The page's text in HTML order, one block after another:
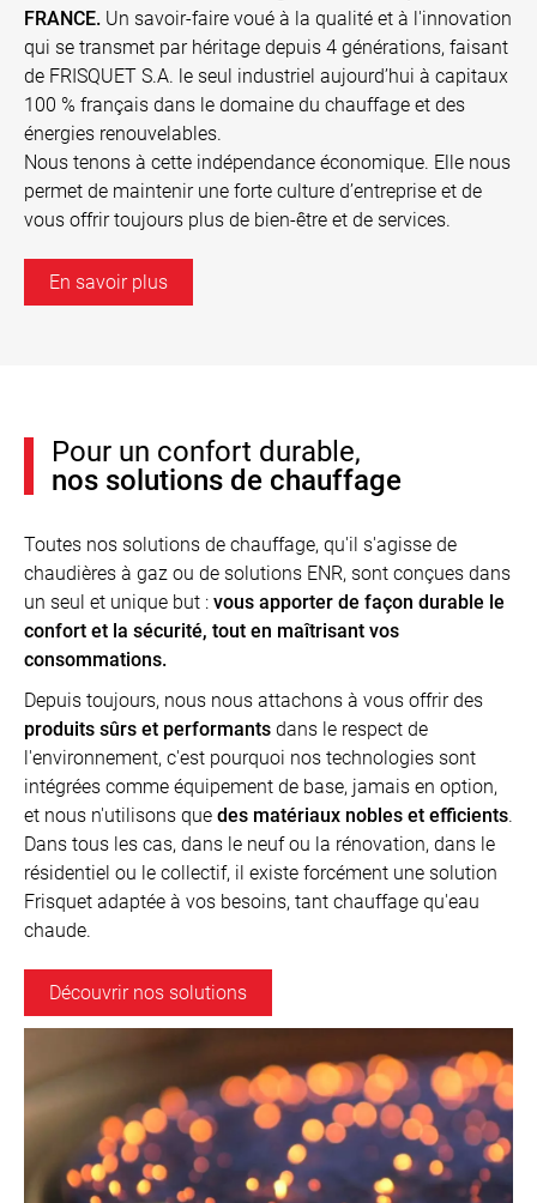
FRANCE. Un savoir-faire voué à la qualité et à l'innovation
qui se transmet par héritage depuis 4 générations, faisant
de FRISQUET S.A. le seul industriel aujourd’hui à capitaux
100 % français dans le domaine du chauffage et des
énergies renouvelables.
Nous tenons à cette indépendance économique. Elle nous
permet de maintenir une forte culture d’entreprise et de
vous offrir toujours plus de bien-être et de services.
En savoir plus
Pour un confort durable,
nos solutions de chauffage
Toutes nos solutions de chauffage, qu'il s'agisse de
chaudières à gaz ou de solutions ENR, sont conçues dans
un seul et unique but : vous apporter de façon durable le
confort et la sécurité, tout en maîtrisant vos
consommations.
Depuis toujours, nous nous attachons à vous offrir des
produits sûrs et performants dans le respect de
l'environnement, c'est pourquoi nos technologies sont
intégrées comme équipement de base, jamais en option,
et nous n'utilisons que des matériaux nobles et efficients.
Dans tous les cas, dans le neuf ou la rénovation, dans le
résidentiel ou le collectif, il existe forcément une solution
Frisquet adaptée à vos besoins, tant chauffage qu'eau
chaude.
Découvrir nos solutions